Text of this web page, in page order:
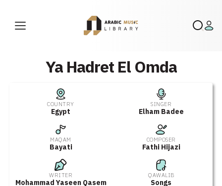
Ya Hadret El Omda
COUNTRY
Egypt
SINGER
Elham Badee
MAQAM
Bayati
COMPOSER
Fathi Hijazi
WRITER
Mohammad Yaseen Qasem
QAWALIB
Songs